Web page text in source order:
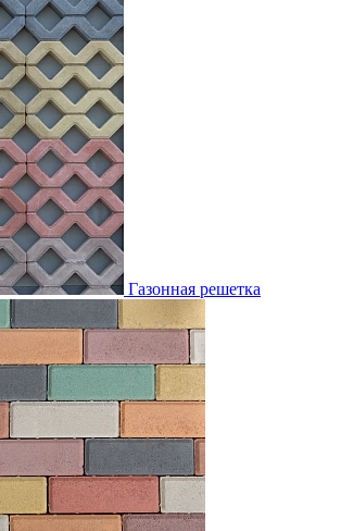
Газонная решетка